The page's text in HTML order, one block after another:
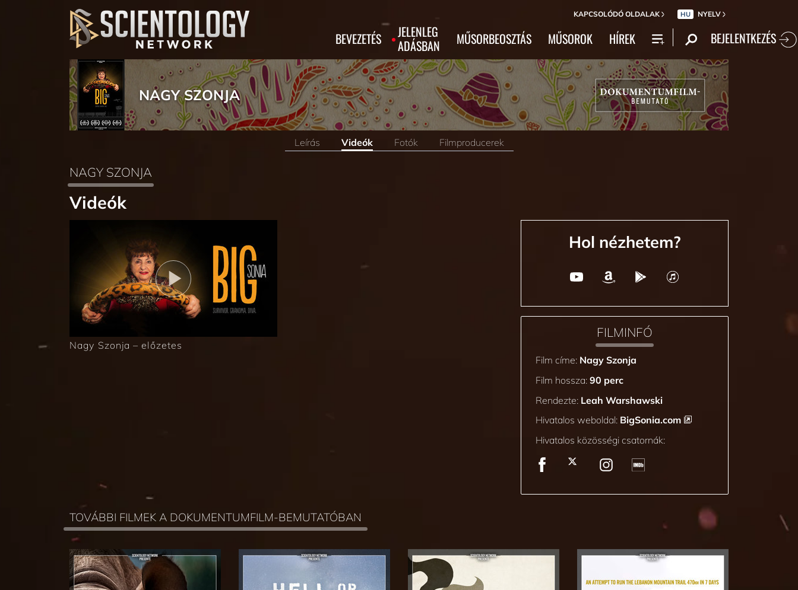
KAPCSOLÓDÓ OLDALAK HU NYELV
BEVEZETÉS
JELENLEG
ADÁSBAN
MŰSORBEOSZTÁS MŰSOROK HÍREK BEJELENTKEZÉS
NAGY SZONJA
Leírás Videók Fotók Filmproducerek
NAGY SZONJA
Videók
Nagy Szonja – előzetes
Hol nézhetem?
FILMINFÓ
Film címe: Nagy Szonja
Film hossza: 90 perc
Rendezte: Leah Warshawski
Hivatalos weboldal: BigSonia.com
Hivatalos közösségi csatornák:
TOVÁBBI FILMEK A DOKUMENTUMFILM-BEMUTATÓBAN